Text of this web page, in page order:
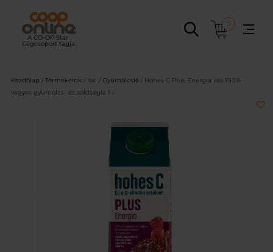
tartalomhoz
0
Kezdőlap / Termékeink / Ital / Gyümölcslé / Hohes C Plus Energia vas 100%
vegyes gyümölcs- és zöldséglé 1 l